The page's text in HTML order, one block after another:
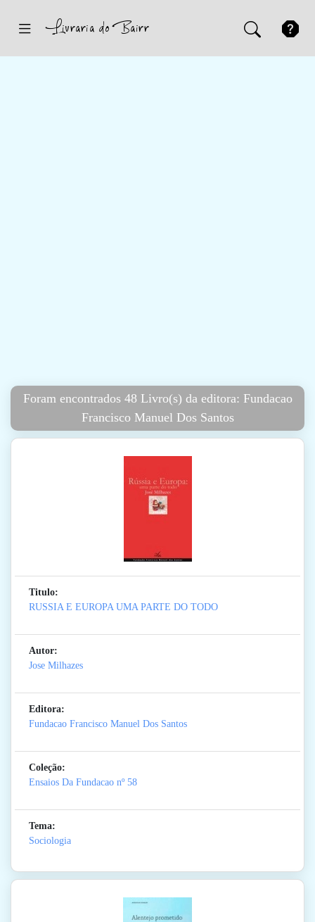
Foram encontrados 48 Livro(s) da editora: Fundacao
Francisco Manuel Dos Santos
Titulo:
RUSSIA E EUROPA UMA PARTE DO TODO
Autor:
Jose Milhazes
Editora:
Fundacao Francisco Manuel Dos Santos
Coleção:
Ensaios Da Fundacao nº 58
Tema:
Sociologia